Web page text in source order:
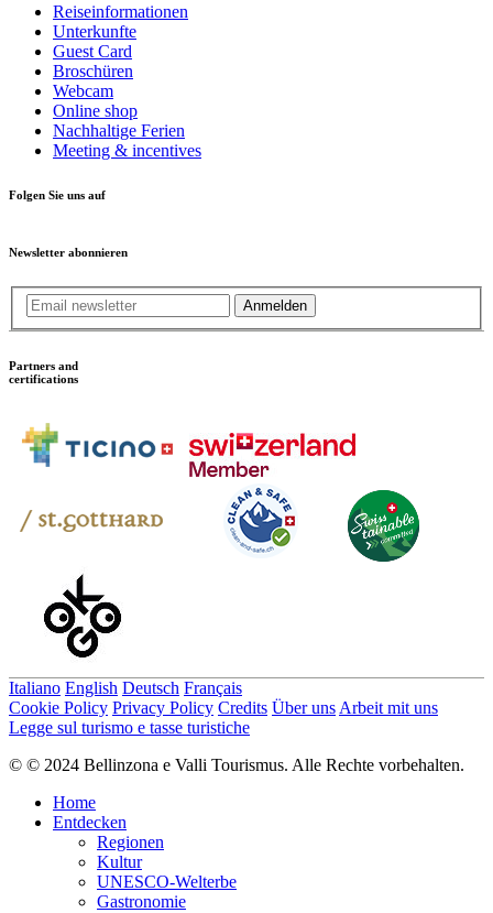
Reiseinformationen
Unterkunfte
Guest Card
Broschüren
Webcam
Online shop
Nachhaltige Ferien
Meeting & incentives
Folgen Sie uns auf
Newsletter abonnieren
Anmelden
Partners and
certifications
Italiano English Deutsch Français
Cookie Policy Privacy Policy Credits Über uns Arbeit mit uns
Legge sul turismo e tasse turistiche
© © 2024 Bellinzona e Valli Tourismus. Alle Rechte vorbehalten.
Home
Entdecken
Regionen
Kultur
UNESCO-Welterbe
Gastronomie